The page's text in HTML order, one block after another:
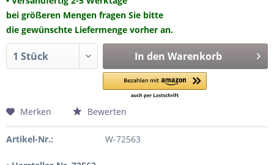
bei größeren Mengen fragen Sie bitte
die gewünschte Liefermenge vorher an.
In den Warenkorb
Merken Bewerten
Artikel-Nr.: W-72563